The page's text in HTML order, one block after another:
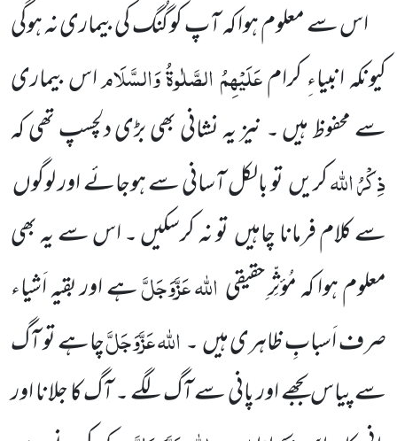
اس سے معلوم ہوا کہ آپ کو گُنگ کی بیماری نہ ہوگی
کیونکہ انبیاءِ کرامعَلَیْہِمُ الصَّلٰوۃُ وَالسَّلَاماس بیماری
سے محفوظ ہیں ۔ نیز یہ نشانی بھی بڑی دلچسپ تھی کہ
ذِکْرُ اللہکریںتو بالکل آسانی سے ہوجائے اور لوگوں
سے کلام فرمانا چاہیںتو نہ کرسکیں ۔ اس سے یہ بھی
معلوم ہوا کہ مُؤثِّرِ حقیقی اللہعَزَّوَجَلَّہے اور بقیہ اَشیاء
صرف اَسبابِ ظاہری ہیں۔اللہعَزَّوَجَلَّچاہے تو آگ
سے پیاس بجھے اور پانی سے آگ لگے ۔ آگ کا جلانا اور